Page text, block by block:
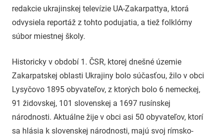
redakcie ukrajinskej televízie UA-Zakarpattya, ktorá
odvysiela reportáž z tohto podujatia, a tiež folklórny
súbor miestnej školy.
Historicky v období 1. ČSR, ktorej dnešné územie
Zakarpatskej oblasti Ukrajiny bolo súčasťou, žilo v obci
Lysyčovo 1895 obyvateľov, z ktorých bolo 6 nemeckej,
91 židovskej, 101 slovenskej a 1697 rusínskej
národnosti. Aktuálne žije v obci asi 50 obyvateľov, ktorí
sa hlásia k slovenskej národnosti, majú svoj rímsko-